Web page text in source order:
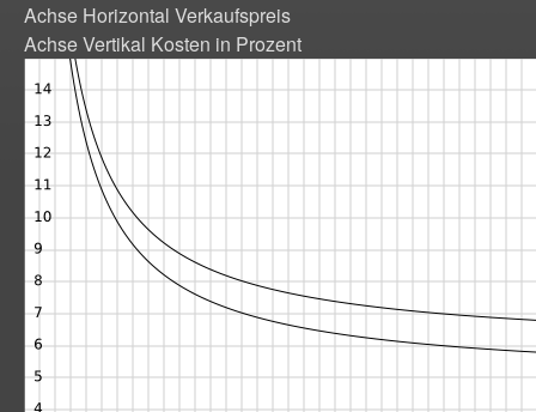
Achse Horizontal Verkaufspreis
Achse Vertikal Kosten in Prozent